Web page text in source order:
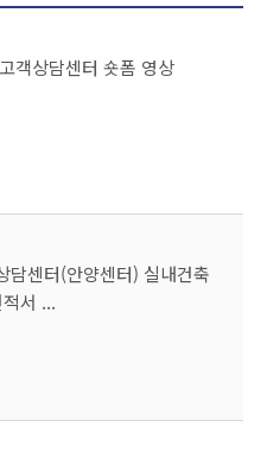
객상담센터 숏폼 영상
담센터(안양센터) 실내건축
서 ...